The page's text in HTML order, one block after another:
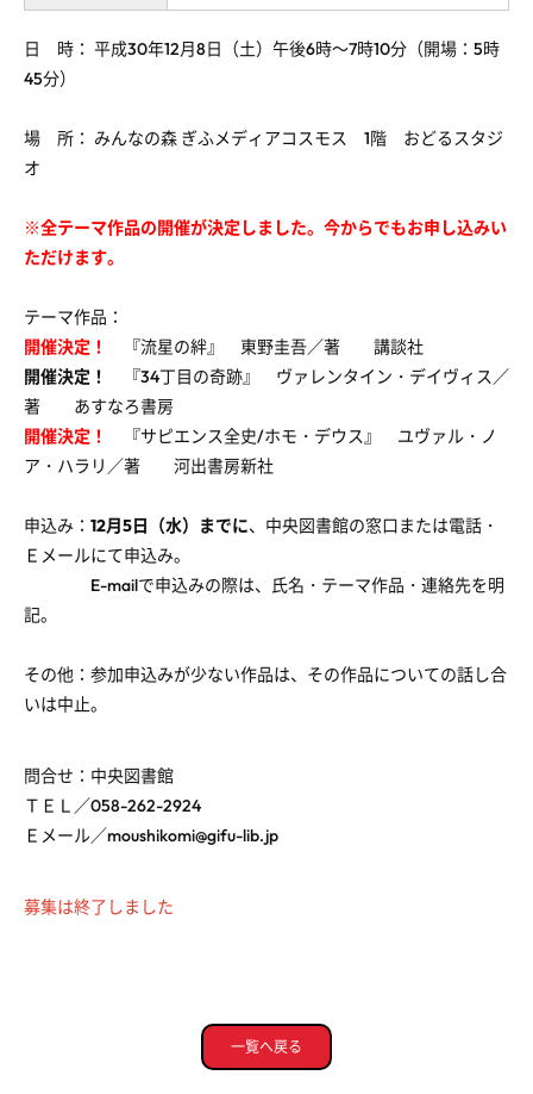
日 時： 平成30年12月8日（土）午後6時～7時10分（開場：5時
45分）
場 所： みんなの森 ぎふメディアコスモス 1階 おどるスタジ
オ
※全テーマ作品の開催が決定しました。今からでもお申し込みい
ただけます。
テーマ作品：
開催決定！
『流星の絆』 東野圭吾／著 講談社
開催決定！
『34丁目の奇跡』 ヴァレンタイン・デイヴィス／
著 あすなろ書房
開催決定！
『サピエンス全史/ホモ・デウス』 ユヴァル・ノ
ア・ハラリ／著 河出書房新社
申込み： 12月5日（水）までに、中央図書館の窓口または電話・
Ｅメールにて申込み。
E-mailで申込みの際は、氏名・テーマ作品・連絡先を明
記。
その他：参加申込みが少ない作品は、その作品についての話し合
いは中止。
問合せ：中央図書館
ＴＥＬ／058-262-2924
Ｅメール／moushikomi@gifu-lib.jp
募集は終了しました
一覧へ戻る